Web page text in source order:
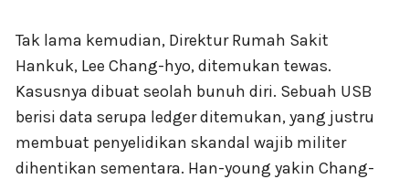
Tak lama kemudian, Direktur Rumah Sakit
Hankuk, Lee Chang-hyo, ditemukan tewas.
Kasusnya dibuat seolah bunuh diri. Sebuah USB
berisi data serupa ledger ditemukan, yang justru
membuat penyelidikan skandal wajib militer
dihentikan sementara. Han-young yakin Chang-